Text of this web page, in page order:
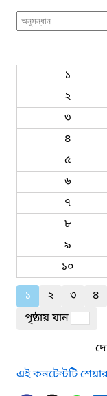
১
২
৩
৪
৫
৬
৭
৮
৯
১০
১
২ ৩ ৪
পৃষ্ঠায় যান
এই কনটেন্টটি